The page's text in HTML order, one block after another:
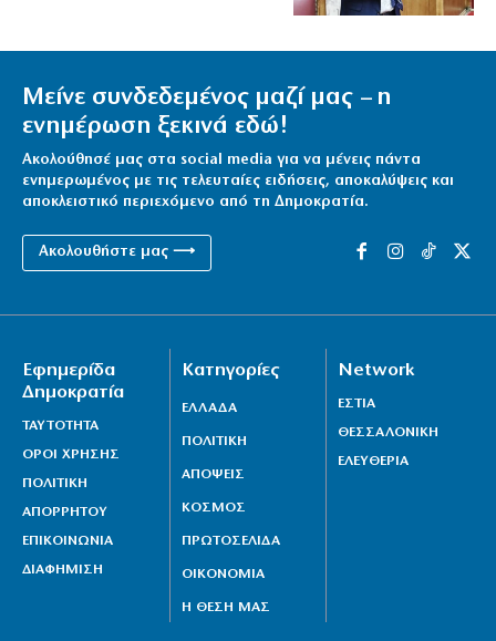
Μείνε συνδεδεμένος μαζί μας – η
ενημέρωση ξεκινά εδώ!
Ακολούθησέ μας στα social media για να μένεις πάντα
ενημερωμένος με τις τελευταίες ειδήσεις, αποκαλύψεις και
αποκλειστικό περιεχόμενο από τη Δημοκρατία.
Ακολουθήστε μας ⟶
Εφημερίδα
Δημοκρατία
ΤΑΥΤΟΤΗΤΑ
ΟΡΟΙ ΧΡΗΣΗΣ
ΠΟΛΙΤΙΚΗ
ΑΠΟΡΡΗΤΟΥ
ΕΠΙΚΟΙΝΩΝΙΑ
ΔΙΑΦΗΜΙΣΗ
Κατηγορίες
ΕΛΛΑΔΑ
ΠΟΛΙΤΙΚΗ
ΑΠΟΨΕΙΣ
ΚΟΣΜΟΣ
ΠΡΩΤΟΣΕΛΙΔΑ
ΟΙΚΟΝΟΜΙΑ
Η ΘΕΣΗ ΜΑΣ
Network
ΕΣΤΙΑ
ΘΕΣΣΑΛΟΝΙΚΗ
ΕΛΕΥΘΕΡΙΑ